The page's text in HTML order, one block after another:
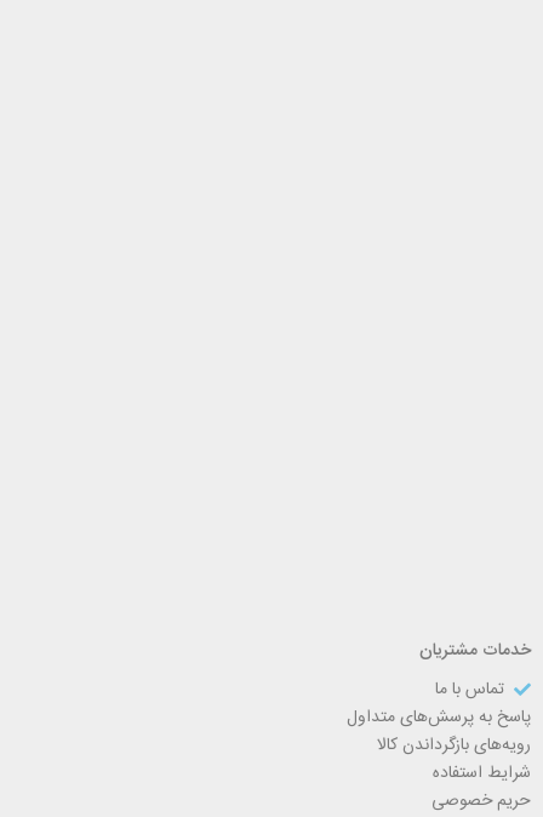
خدمات مشتریان
تماس با ما
پاسخ به پرسش‌های متداول
رویه‌های بازگرداندن کالا
شرایط استفاده
حریم خصوصی